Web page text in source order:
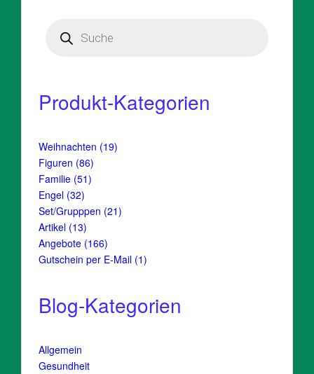
search
Produkt-Kategorien
Weihnachten 1919
Figuren 8686
Produkte
Familie 5151
Engel 3232
Produkte
Set/Grupppen 2121
Artikel 1313
Produkte
Angebote 166166
Produkte
Gutschein per E-Mail 11
Blog-Kategorien
Allgemein
Gesundheit